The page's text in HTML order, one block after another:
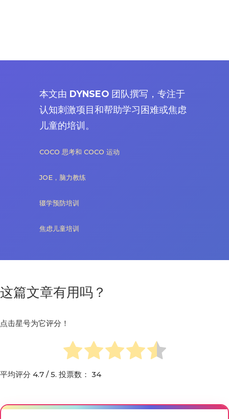
本文由 DYNSEO团队撰写，专注于
认知刺激项目和帮助学习困难或焦虑
儿童的培训。
COCO 思考和 COCO 运动
JOE，脑力教练
辍学预防培训
焦虑儿童培训
这篇文章有用吗？
点击星号为它评分！
平均评分 4.7 / 5. 投票数： 34